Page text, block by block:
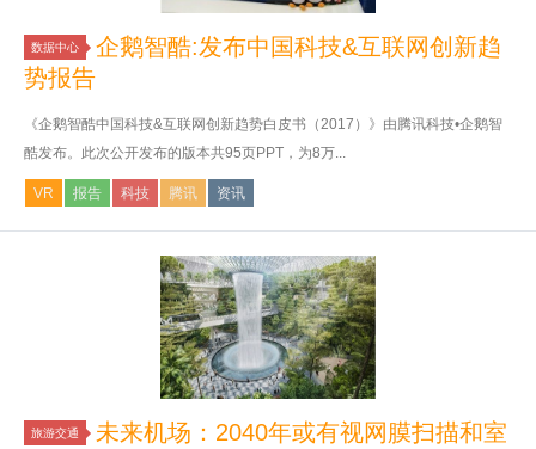
数据中心
企鹅智酷:发布中国科技&互联网创新趋
势报告
《企鹅智酷中国科技&互联网创新趋势白皮书（2017）》由腾讯科技•企鹅智
酷发布。此次公开发布的版本共95页PPT，为8万...
VR 报告 科技 腾讯 资讯
旅游交通
未来机场：2040年或有视网膜扫描和室